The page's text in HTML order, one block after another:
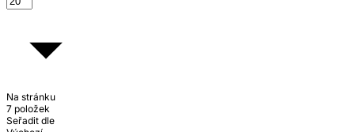
Na stránku
7 položek
Seřadit dle